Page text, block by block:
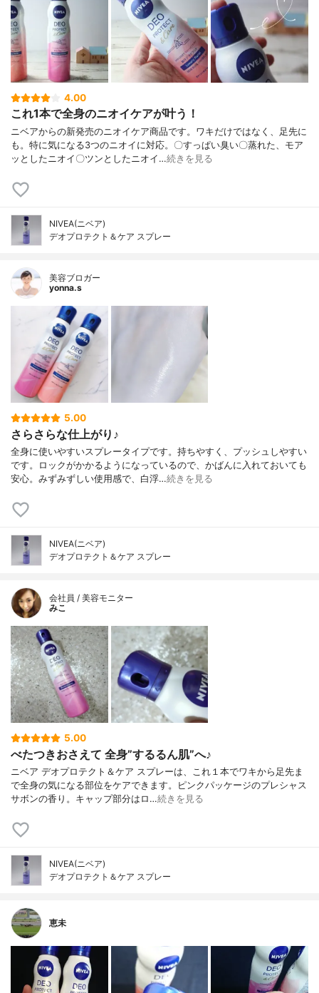
4.00
これ1本で全身のニオイケアが叶う！
ニベアからの新発売のニオイケア商品です。ワキだけではなく、足先に
も。特に気になる3つのニオイに対応。〇すっぱい臭い〇蒸れた、モア
ッとしたニオイ〇ツンとしたニオイ…続きを見る
NIVEA(ニベア)
デオプロテクト＆ケア スプレー
美容ブロガー
yonna.s
5.00
さらさらな仕上がり♪
全身に使いやすいスプレータイプです。持ちやすく、プッシュしやすい
です。ロックがかかるようになっているので、かばんに入れておいても
安心。みずみずしい使用感で、白浮…続きを見る
NIVEA(ニベア)
デオプロテクト＆ケア スプレー
会社員 / 美容モニター
みこ
5.00
べたつきおさえて 全身”するるん肌”へ♪
ニベア デオプロテクト＆ケア スプレーは、これ１本でワキから足先ま
で全身の気になる部位をケアできます。ピンクパッケージのプレシャス
サボンの香り。キャップ部分はロ…続きを見る
NIVEA(ニベア)
デオプロテクト＆ケア スプレー
恵未